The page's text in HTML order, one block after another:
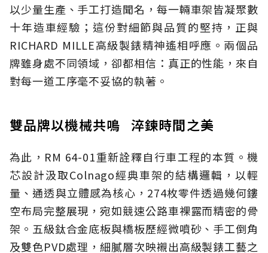
以少量生產、手工打造聞名，每一輛車架皆凝聚數
十年造車經驗；這份對細節與品質的堅持，正與
RICHARD MILLE高級製錶精神遙相呼應。兩個品
牌雖身處不同領域，卻都相信：真正的性能，來自
對每一道工序毫不妥協的執著。
雙品牌以機械共鳴 淬鍊時間之美
為此，RM 64-01重新詮釋自行車工程的本質。機
芯設計汲取Colnago經典車架的結構邏輯，以輕
量、通透與立體感為核心，274枚零件透過幾何鏤
空布局完整展現，宛如競速公路車裸露而精密的骨
架。五級鈦合金底板與橋板歷經微噴砂、手工倒角
及雙色PVD處理，細膩層次映襯出高級製錶工藝之